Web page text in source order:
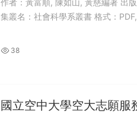
作者：黃富順, 陳如山, 黃慈編著 出版年：2006 出版社：國立空中大學 出版地：新北市
38
國立空中大學空大志願服